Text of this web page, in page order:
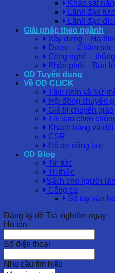
Khảo sát
Lãnh đạo
Lãnh đạo
Giải pháp theo ngành
Xây dựng – Hạ
Dược – Chăm sóc
Công nghệ –
Phân phối – Bán lẻ
OD Tuyển dụng
Về OD CLICK
Tầm nhìn và Sứ
Hội đồng chuyên
Giá trị chuyển giao
Tại sao chọn
Khách hàng và đối
CSR
Hồ sơ năng lực
OD Blog
Tin tức
Tri thức
Sách cho người
Công cụ
Sổ tay văn
Đăng ký để Trải nghiệm ngay
Họ tên
Số điện thoại
Nhu cầu tìm hiểu